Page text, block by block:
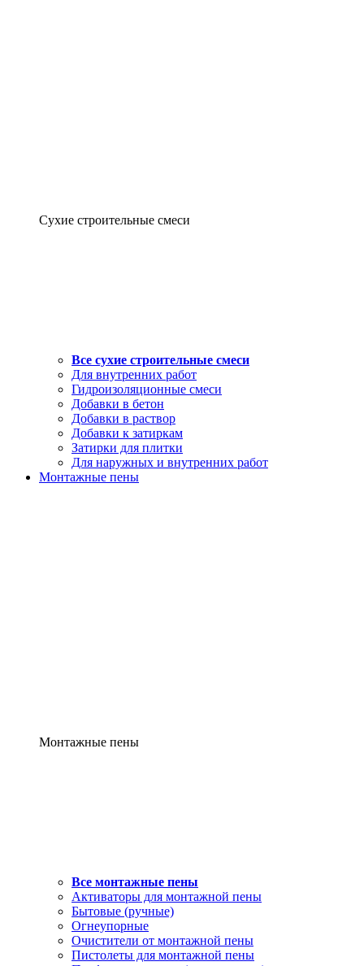
Сухие строительные смеси
Все сухие строительные смеси
Для внутренних работ
Гидроизоляционные смеси
Добавки в бетон
Добавки в раствор
Добавки к затиркам
Затирки для плитки
Для наружных и внутренних работ
Монтажные пены
Монтажные пены
Все монтажные пены
Активаторы для монтажной пены
Бытовые (ручные)
Огнеупорные
Очистители от монтажной пены
Пистолеты для монтажной пены